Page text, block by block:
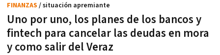
Uno por uno, los planes de los bancos y
fintech para cancelar las deudas en mora
y como salir del Veraz
FINANZAS / situación apremiante